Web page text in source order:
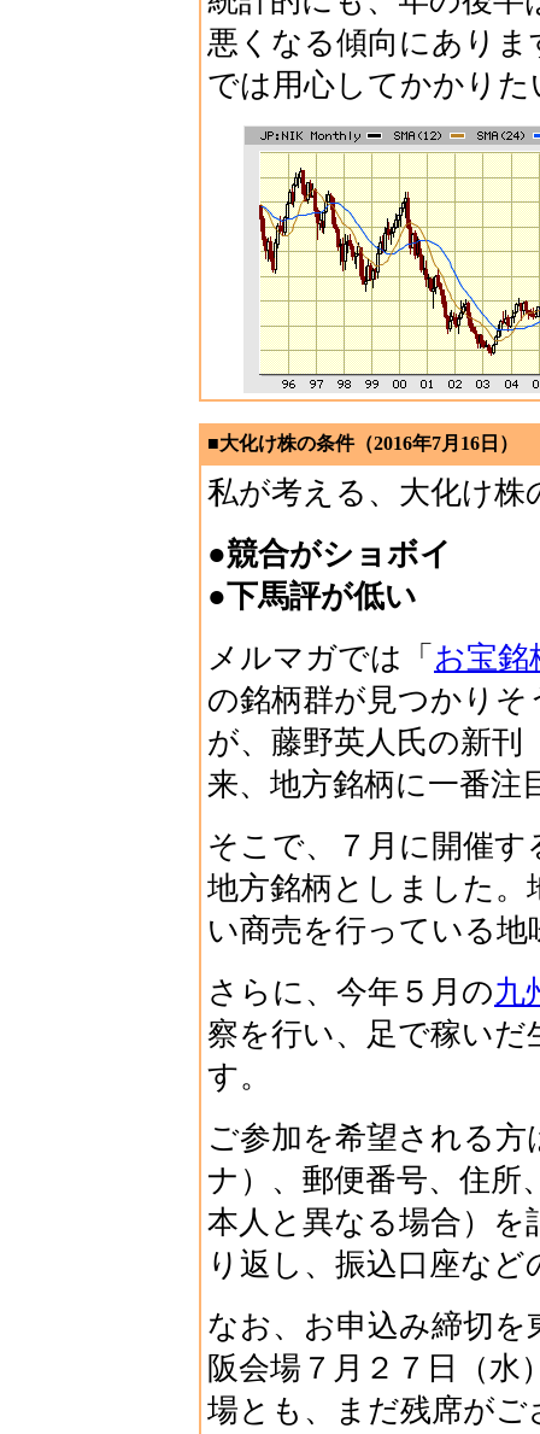
悪くなる傾向にあり
では用心してかかり
■大化け株の条件（2016年7月16日）
私が考える、大化け
●競合がショボイ
●下馬評が低い
メルマガでは「 お宝銘
の銘柄群が見つかり
が、藤野英人氏の新刊
来、地方銘柄に一番注
そこで、７月に開催
地方銘柄としました。
い商売を行っている
さらに、今年５月の九
察を行い、足で稼い
す。
ご参加を希望される方
ナ）、郵便番号、住所
本人と異なる場合）
り返し、振込口座な
なお、お申込み締切を
阪会場７月２７日（
場とも、まだ残席がご